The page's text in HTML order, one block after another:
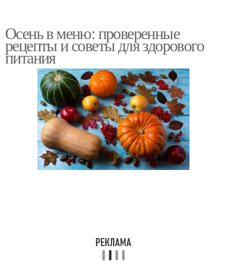
Осень в меню: проверенные
рецепты и советы для здорового
питания